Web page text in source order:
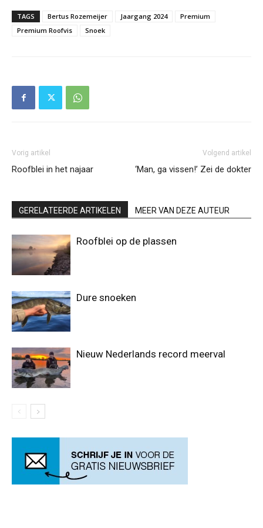
TAGS Bertus Rozemeijer Jaargang 2024
Premium
Premium Roofvis
Snoek
Vorig artikel
Roofblei in het najaar
Volgend artikel
‘Man, ga vissen!’ Zei de dokter
GERELATEERDE ARTIKELEN MEER VAN DEZE AUTEUR
Roofblei op de plassen
Dure snoeken
Nieuw Nederlands record meerval